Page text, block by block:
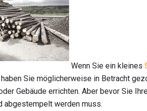
Wenn Sie ein kleines
Sie möglicherweise in Betracht
Gebäude errichten. Aber bevor Sie
abgestempelt werden muss.